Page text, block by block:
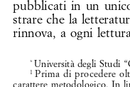
pubblicati  in  un
strare  che  la
rinnova,  a  ogni
* Università  degli  Studi
1 Prima  di  procedere
carattere  metodologico.  In